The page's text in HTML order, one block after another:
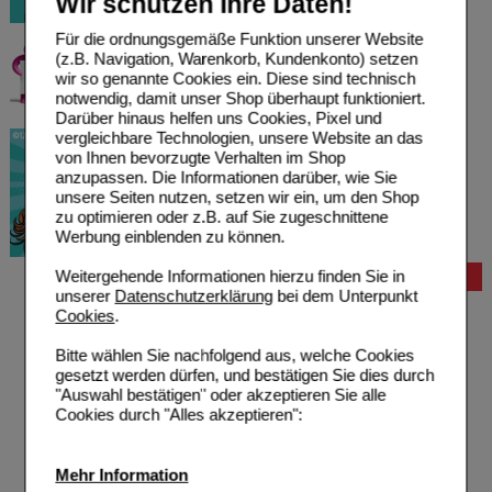
Für die ordnungsgemäße Funktion unserer Website
(z.B. Navigation, Warenkorb, Kundenkonto) setzen
wir so genannte Cookies ein. Diese sind technisch
notwendig, damit unser Shop überhaupt funktioniert.
Darüber hinaus helfen uns Cookies, Pixel und
vergleichbare Technologien, unsere Website an das
von Ihnen bevorzugte Verhalten im Shop
anzupassen. Die Informationen darüber, wie Sie
unsere Seiten nutzen, setzen wir ein, um den Shop
zu optimieren oder z.B. auf Sie zugeschnittene
Werbung einblenden zu können.
Weitergehende Informationen hierzu finden Sie in
unserer Datenschutzerklärungbei dem Unterpunkt
Cookies.
Bitte wählen Sie nachfolgend aus, welche Cookies
gesetzt werden dürfen, und bestätigen Sie dies durch
"Auswahl bestätigen" oder akzeptieren Sie alle
Cookies durch "Alles akzeptieren":
Mehr Information
Bestellung
Hilfe zur Anmeldung
Zahlungsmöglichkeiten
Rezepte einlösen
Freiumschläge anfordern
Freiumschläge downloaden